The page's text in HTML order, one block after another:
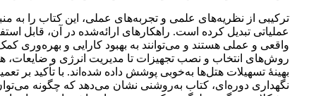
ترکیبی از نظریه‌های علمی و تجربه‌های عملی، این کتاب را به
عملیاتی تبدیل کرده است. راهکارهای ارائه‌شده در آن، قابل
واقعی و عملی هستند و می‌توانند به بهبود کارایی و بهره‌وری
روش‌های انتخاب و نصب تجهیزات تا مدیریت انرژی و ضایعات،
بهینۀ تسهیلات هتل‌ها به‌خوبی پوشش داده شده‌اند. با تأکید بر
نگهداری دوره‌ای، کتاب به‌روشنی نشان می‌دهد که چگونه